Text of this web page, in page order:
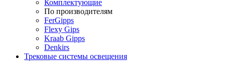
Комплектующие
По производителям
FerGipps
Flexy Gips
Kraab Gipps
Denkirs
Трековые системы освещения